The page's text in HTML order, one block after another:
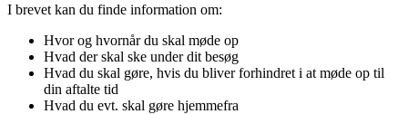
I brevet kan du finde information om:
Hvor og hvornår du skal møde op
Hvad der skal ske under dit besøg
Hvad du skal gøre, hvis du bliver forhindret i at møde op til
din aftalte tid
Hvad du evt. skal gøre hjemmefra